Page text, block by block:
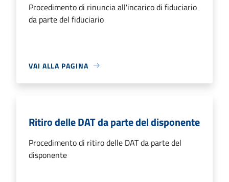
Procedimento di rinuncia all'incarico di fiduciario
da parte del fiduciario
VAI ALLA PAGINA
Ritiro delle DAT da parte del disponente
Procedimento di ritiro delle DAT da parte del
disponente